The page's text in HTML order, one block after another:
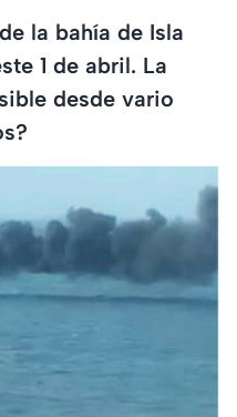
la bahía de Isla
1 de abril. La
desde vario